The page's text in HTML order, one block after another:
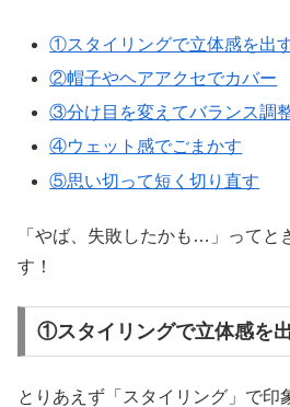
①スタイリングで立体感を出
②帽子やヘアアクセでカバー
③分け目を変えてバランス調
④ウェット感でごまかす
⑤思い切って短く切り直す
「やば、失敗したかも…」ってと
す！
①スタイリングで立体感を
とりあえず「スタイリング」で印